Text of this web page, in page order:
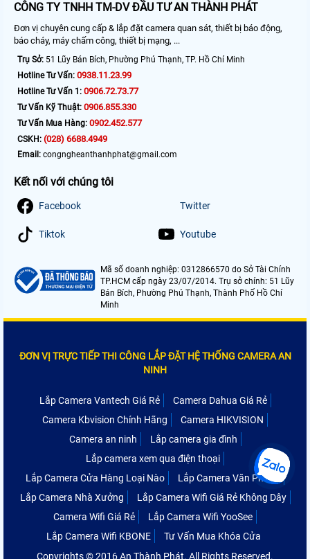
CÔNG TY TNHH TM-DV ĐẦU TƯ AN THÀNH PHÁT
Đơn vị chuyên cung cấp & lắp đặt camera quan sát, thiết bị báo động,
báo cháy, máy chấm công, thiết bị mạng, ...
Trụ Sở: 51 Lũy Bán Bích, Phường Phú Thạnh, TP. Hồ Chí Minh
Hotline Tư Vấn: 0938.11.23.99
Hotline Tư Vấn 1: 0906.72.73.77
Tư Vấn Kỹ Thuật: 0906.855.330
Tư Vấn Mua Hàng: 0902.452.577
CSKH: (028) 6688.4949
Email: congngheanthanhphat@gmail.com
Kết nối với chúng tôi
Facebook Twitter
Tiktok Youtube
Mã số doanh nghiệp: 0312866570 do Sở Tài Chính
TP.HCM cấp ngày 23/07/2014. Trụ sở chính: 51 Lũy
Bán Bích, Phường Phú Thạnh, Thành Phố Hồ Chí
Minh
ĐƠN VỊ TRỰC TIẾP THI CÔNG LẮP ĐẶT HỆ THỐNG CAMERA AN
NINH
Lắp Camera Vantech Giá Rẻ
Camera Dahua Giá Rẻ
Camera Kbvision Chính Hãng
Camera HIKVISION
Camera an ninh
Lắp camera gia đình
Lắp camera xem qua điện thoại
Lắp Camera Cửa Hàng Loại Nào
Lắp Camera Văn Phòng
Lắp Camera Nhà Xưởng
Lắp Camera Wifi Giá Rẻ Không Dây
Camera Wifi Giá Rẻ
Lắp Camera Wifi YooSee
Lắp Camera Wifi KBONE
Tư Vấn Mua Khóa Cửa
Copyrights © 2016 An Thành Phát. All Rights Reserved.